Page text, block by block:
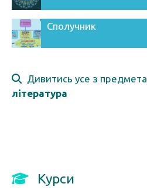
Сполучник
Дивитись усе з предмета
література
Курси